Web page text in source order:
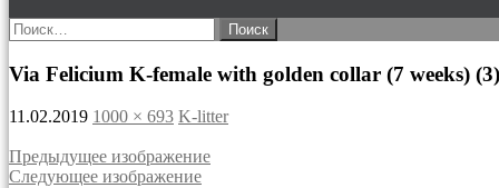
Найти:
Via Felicium K-female with golden collar (7 weeks) (3)
11.02.2019 1000 × 693 K-litter
Предыдущее изображение
Следующее изображение